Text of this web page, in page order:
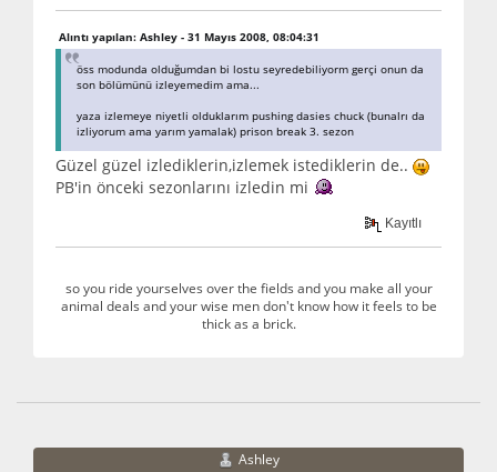
Alıntı yapılan: Ashley - 31 Mayıs 2008, 08:04:31
öss modunda olduğumdan bi lostu seyredebiliyorm gerçi onun da
son bölümünü izleyemedim ama...
yaza izlemeye niyetli olduklarım pushing dasies chuck (bunalrı da
izliyorum ama yarım yamalak) prison break 3. sezon
Güzel güzel izlediklerin,izlemek istediklerin de..
PB'in önceki sezonlarını izledin mi
Kayıtlı
so you ride yourselves over the fields and you make all your
animal deals and your wise men don't know how it feels to be
thick as a brick.
Ashley